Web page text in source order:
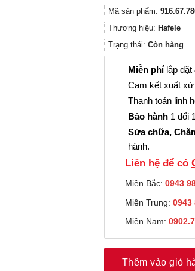
Mã sản phẩm:
Thương hiệu: Hafele
Trạng thái: Còn hàng
Miễn phílắp đặt
Cam kết xuất
Thanh toán linh
Bảo hành 1 đổi
Sửa chữa,
hành.
Liên hệ để có
Miền Bắc: 0943
Miền Trung: 0943
Miền Nam:
Thêm vào giỏ